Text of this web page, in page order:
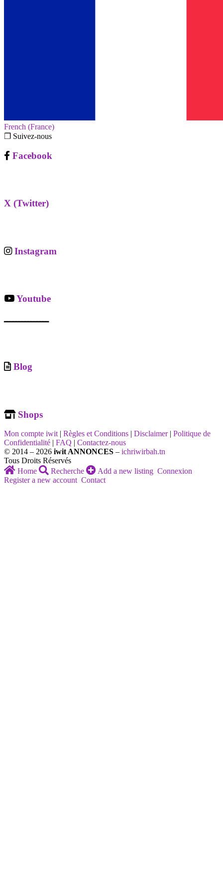
French (France)‎
❐ Suivez-nous
Facebook
X (Twitter)
Instagram
Youtube
ـــــــــــــــ
Blog
Shops
Mon compte iwit | Règles et Conditions | Disclaimer | Politique de
Confidentialité | FAQ | Contactez-nous
© 2014 – 2026 iwit ANNONCES – ichriwirbah.tn
Tous Droits Réservés
Home
Recherche Add a new listing Connexion
Register a new account Contact